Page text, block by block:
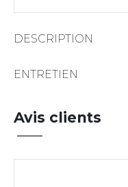
DESCRIPTION
ENTRETIEN
Avis clients